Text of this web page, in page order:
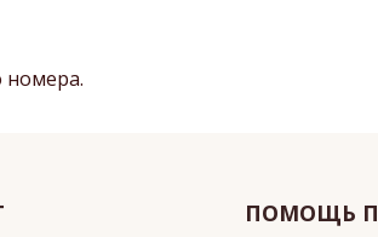
номера.
ПОМОЩЬ